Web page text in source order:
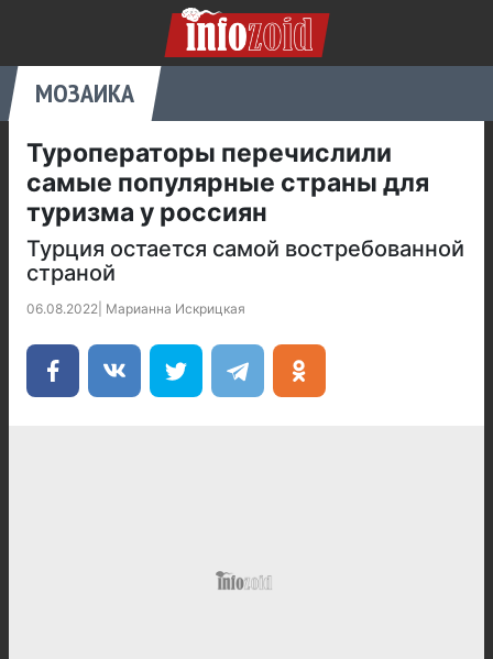
МОЗАИКА
Туроператоры перечислили
самые популярные страны для
туризма у россиян
Турция остается самой востребованной
страной
06.08.2022 Марианна Искрицкая